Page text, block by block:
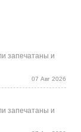
запечатаны и
07 Авг 2026
запечатаны и